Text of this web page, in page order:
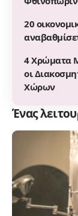
20
4 Χρώματα
οι
Χώρων
Ένας